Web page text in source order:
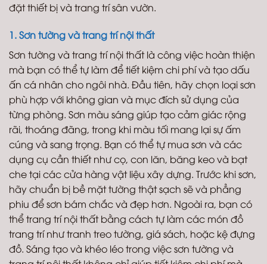
đặt thiết bị và trang trí sân vườn.
1. Sơn tường và trang trí nội thất
Sơn tường và trang trí nội thất là công việc hoàn thiện
mà bạn có thể tự làm để tiết kiệm chi phí và tạo dấu
ấn cá nhân cho ngôi nhà. Đầu tiên, hãy chọn loại sơn
phù hợp với không gian và mục đích sử dụng của
từng phòng. Sơn màu sáng giúp tạo cảm giác rộng
rãi, thoáng đãng, trong khi màu tối mang lại sự ấm
cúng và sang trọng. Bạn có thể tự mua sơn và các
dụng cụ cần thiết như cọ, con lăn, băng keo và bạt
che tại các cửa hàng vật liệu xây dựng. Trước khi sơn,
hãy chuẩn bị bề mặt tường thật sạch sẽ và phẳng
phiu để sơn bám chắc và đẹp hơn. Ngoài ra, bạn có
thể trang trí nội thất bằng cách tự làm các món đồ
trang trí như tranh treo tường, giá sách, hoặc kệ đựng
đồ. Sáng tạo và khéo léo trong việc sơn tường và